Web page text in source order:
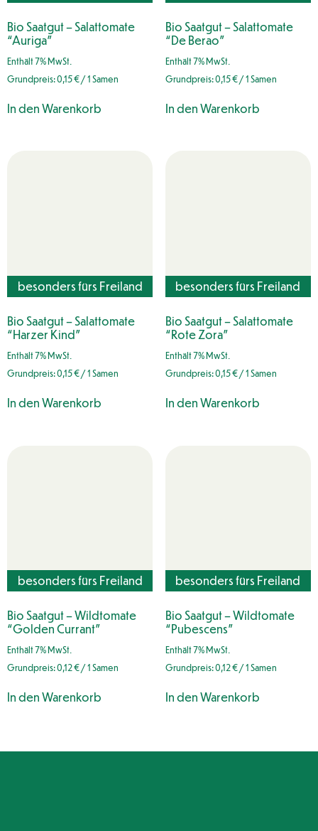
Bio Saatgut – Salattomate
“Auriga”
Enthält 7% MwSt.
Grundpreis:0,15€/ 1 Samen
In den Warenkorb
Bio Saatgut – Salattomate
“De Berao”
Enthält 7% MwSt.
Grundpreis:0,15€/ 1 Samen
In den Warenkorb
besonders fürs Freiland
Bio Saatgut – Salattomate
“Harzer Kind”
Enthält 7% MwSt.
Grundpreis:0,15€/ 1 Samen
In den Warenkorb
besonders fürs Freiland
Bio Saatgut – Salattomate
“Rote Zora”
Enthält 7% MwSt.
Grundpreis:0,15€/ 1 Samen
In den Warenkorb
besonders fürs Freiland
Bio Saatgut – Wildtomate
“Golden Currant”
Enthält 7% MwSt.
Grundpreis:0,12€/ 1 Samen
In den Warenkorb
besonders fürs Freiland
Bio Saatgut – Wildtomate
“Pubescens”
Enthält 7% MwSt.
Grundpreis:0,12€/ 1 Samen
In den Warenkorb